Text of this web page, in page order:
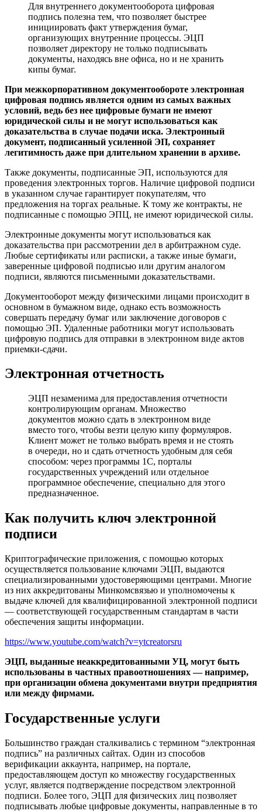
Для внутреннего документооборота цифровая
подпись полезна тем, что позволяет быстрее
инициировать факт утверждения бумаг,
организующих внутренние процессы. ЭЦП
позволяет директору не только подписывать
документы, находясь вне офиса, но и не хранить
кипы бумаг.
При межкорпоративном документообороте электронная
цифровая подпись является одним из самых важных
условий, ведь без нее цифровые бумаги не имеют
юридической силы и не могут использоваться как
доказательства в случае подачи иска. Электронный
документ, подписанный усиленной ЭП, сохраняет
легитимность даже при длительном хранении в архиве.
Также документы, подписанные ЭП, используются для
проведения электронных торгов. Наличие цифровой подписи
в указанном случае гарантирует покупателям, что
предложения на торгах реальные. К тому же контракты, не
подписанные с помощью ЭПЦ, не имеют юридической силы.
Электронные документы могут использоваться как
доказательства при рассмотрении дел в арбитражном суде.
Любые сертификаты или расписки, а также иные бумаги,
заверенные цифровой подписью или другим аналогом
подписи, являются письменными доказательствами.
Документооборот между физическими лицами происходит в
основном в бумажном виде, однако есть возможность
совершать передачу бумаг или заключение договоров с
помощью ЭП. Удаленные работники могут использовать
цифровую подпись для отправки в электронном виде актов
приемки-сдачи.
Электронная отчетность
ЭЦП незаменима для предоставления отчетности
контролирующим органам. Множество
документов можно сдать в электронном виде
вместо того, чтобы везти целую кипу формуляров.
Клиент может не только выбрать время и не стоять
в очереди, но и сдать отчетность удобным для себя
способом: через программы 1С, порталы
государственных учреждений или отдельное
программное обеспечение, специально для этого
предназначенное.
Как получить ключ электронной
подписи
Криптографические приложения, с помощью которых
осуществляется пользование ключами ЭЦП, выдаются
специализированными удостоверяющими центрами. Многие
из них аккредитованы Минкомсвязью и уполномочены к
выдаче ключей для квалифицированной электронной подписи
— соответствующей государственным стандартам в части
обеспечения защиты информации.
https://www.youtube.com/watch?v=ytcreatorsru
ЭЦП, выданные неаккредитованными УЦ, могут быть
использованы в частных правоотношениях — например,
при организации обмена документами внутри предприятия
или между фирмами.
Государственные услуги
Большинство граждан сталкивались с термином “электронная
подпись” на различных сайтах. Один из способов
верификации аккаунта, например, на портале,
предоставляющем доступ ко множеству государственных
услуг, является подтверждение посредством электронной
подписи. Более того, ЭЦП для физических лиц позволяет
подписывать любые цифровые документы, направленные в то